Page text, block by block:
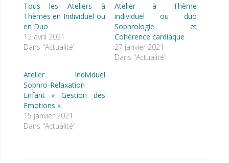
Tous les Ateliers à
Thèmes en Individuel ou
en Duo
12 avril 2021
Dans "Actualité"
Atelier à Thème
individuel ou duo
Sophrologie et
Cohérence cardiaque
27 janvier 2021
Dans "Actualité"
Atelier Individuel
Sophro-Relaxation
Enfant « Gestion des
Emotions »
15 janvier 2021
Dans "Actualité"